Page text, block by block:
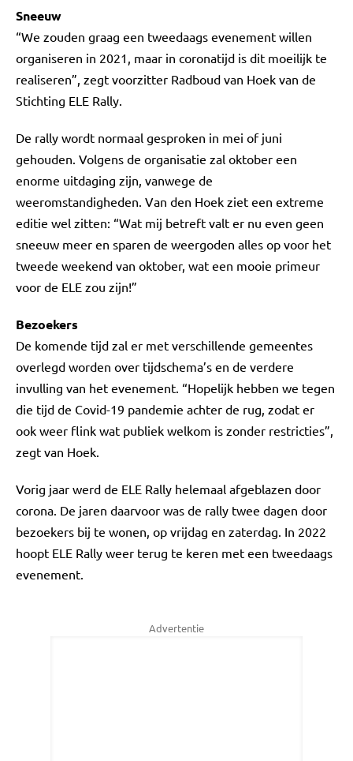
Sneeuw
“We zouden graag een tweedaags evenement willen
organiseren in 2021, maar in coronatijd is dit moeilijk te
realiseren”, zegt voorzitter Radboud van Hoek van de
Stichting ELE Rally.
De rally wordt normaal gesproken in mei of juni
gehouden. Volgens de organisatie zal oktober een
enorme uitdaging zijn, vanwege de
weeromstandigheden. Van den Hoek ziet een extreme
editie wel zitten: “Wat mij betreft valt er nu even geen
sneeuw meer en sparen de weergoden alles op voor het
tweede weekend van oktober, wat een mooie primeur
voor de ELE zou zijn!”
Bezoekers
De komende tijd zal er met verschillende gemeentes
overlegd worden over tijdschema’s en de verdere
invulling van het evenement. “Hopelijk hebben we tegen
die tijd de Covid-19 pandemie achter de rug, zodat er
ook weer flink wat publiek welkom is zonder restricties”,
zegt van Hoek.
Vorig jaar werd de ELE Rally helemaal afgeblazen door
corona. De jaren daarvoor was de rally twee dagen door
bezoekers bij te wonen, op vrijdag en zaterdag. In 2022
hoopt ELE Rally weer terug te keren met een tweedaags
evenement.
Advertentie